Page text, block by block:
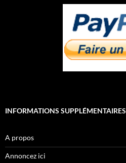
INFORMATIONS SUPPLÉMENTAIRES
A propos
Annoncez ici